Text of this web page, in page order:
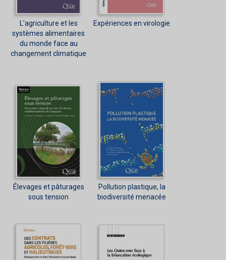
L'agriculture et les
systèmes alimentaires
du monde face au
changement climatique
Expériences en virologie
Élevages et pâturages
sous tension
Pollution plastique, la
biodiversité menacée